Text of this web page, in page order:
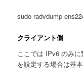
sudo radvdump
クライアント側
ここでは IPv6 のみ
を設定する場合は基